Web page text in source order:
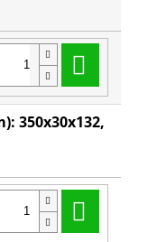
350x30x132,